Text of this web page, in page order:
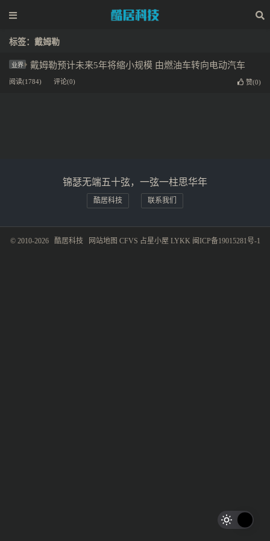
标签：戴姆勒
业界 戴姆勒预计未来5年将缩小规模 由燃油车转向电动汽车
阅读(1784) 评论(0) 赞(0)
锦瑟无端五十弦，一弦一柱思华年
酷居科技 联系我们
© 2010-2026 酷居科技 网站地图 CFVS 占星小屋 LYKK 闽ICP备19015281号-1